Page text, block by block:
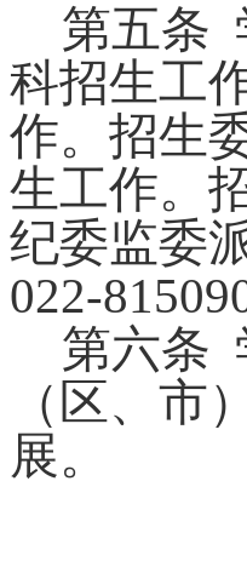
第五条
科招生工
作。招生
生工作。
纪委监委
022-
第六条
（ 区、市
展。